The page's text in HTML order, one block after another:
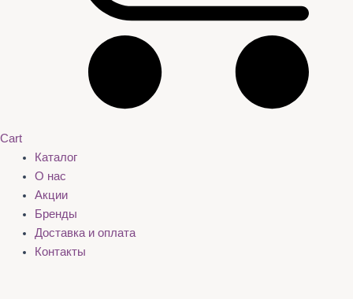
Cart
Каталог
О нас
Акции
Бренды
Доставка и оплата
Контакты